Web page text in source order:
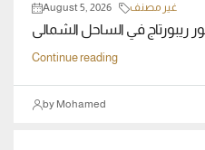
August 5, 2026 غير مصنف
في الساحل الشمالى
Continue reading
by Mohamed